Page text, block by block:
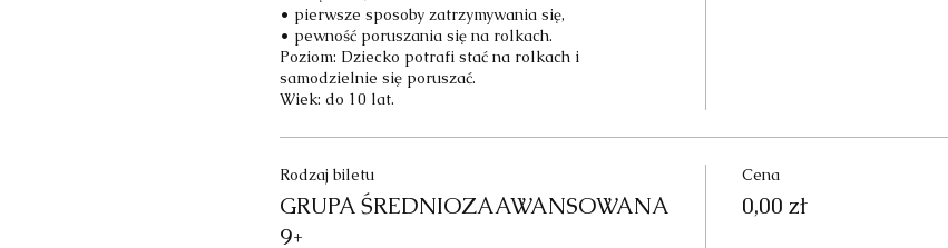
• pierwsze sposoby zatrzymywania się,
• pewność poruszania się na rolkach.
Poziom: Dziecko potrafi stać na rolkach i
samodzielnie się poruszać.
Wiek: do 10 lat.
Rodzaj biletu
GRUPA ŚREDNIOZAAWANSOWANA
9+
Cena
0,00 zł